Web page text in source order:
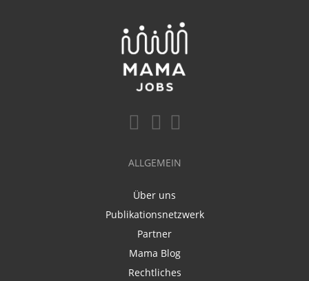
ALLGEMEIN
Über uns
Publikationsnetzwerk
Partner
Mama Blog
Rechtliches